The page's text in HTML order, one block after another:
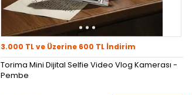
3.000 TL ve Üzerine 600 TL İndirim
Torima Mini Dijital Selfie Video Vlog Kamerası -
Pembe